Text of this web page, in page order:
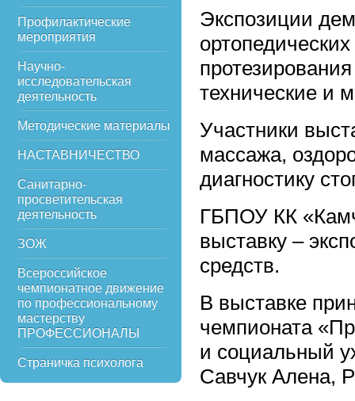
Профилактические
мероприятия
Научно-
исследовательская
деятельность
Методические материалы
НАСТАВНИЧЕСТВО
Санитарно-
просветительская
деятельность
ЗОЖ
Всероссийское
чемпионатное движение
по профессиональному
мастерству
ПРОФЕССИОНАЛЫ
Страничка психолога
Экспозиции
технические и
Участники
массажа,
диагностику
ГБПОУ КК
выставку –
средств.
В выставке
чемпионата
и социальный
Савчук Алена,